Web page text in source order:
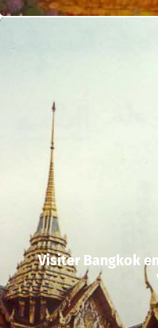
Visiter Bangkok